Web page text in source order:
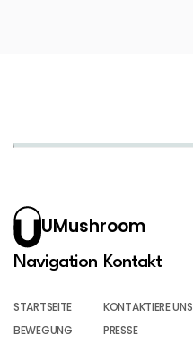
UMushroom
Navigation
STARTSEITE
BEWEGUNG
Kontakt
KONTAKTIERE UNS
PRESSE